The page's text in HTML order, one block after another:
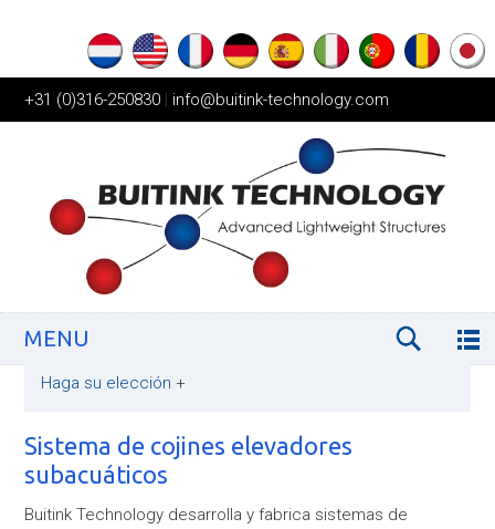
+31 (0)316-250830 | info@buitink-technology.com
MENU
Haga su elección +
Sistema de cojines elevadores
subacuáticos
Buitink Technology desarrolla y fabrica sistemas de